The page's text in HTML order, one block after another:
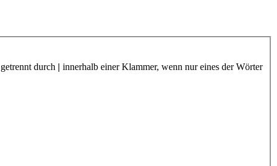
durch | innerhalb einer Klammer, wenn nur eines der Wörter